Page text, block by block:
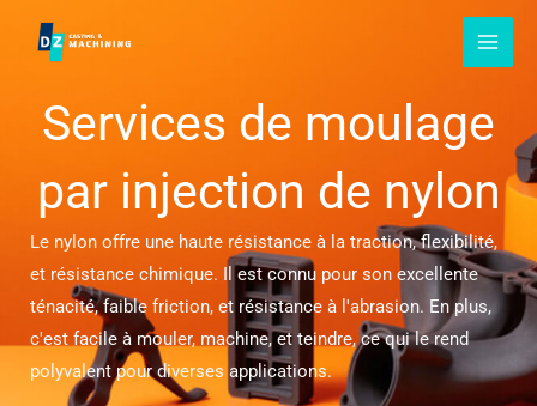
Services de moulage
par injection de nylon
Le nylon offre une haute résistance à la traction, flexibilité,
et résistance chimique. Il est connu pour son excellente
ténacité, faible friction, et résistance à l'abrasion. En plus,
c'est facile à mouler, machine, et teindre, ce qui le rend
polyvalent pour diverses applications.